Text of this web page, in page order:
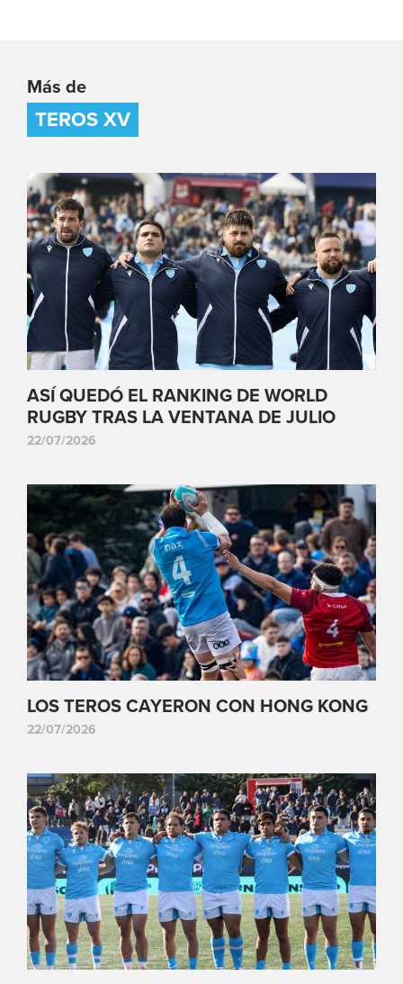
Más de
TEROS XV
ASÍ QUEDÓ EL RANKING DE WORLD
RUGBY TRAS LA VENTANA DE JULIO
22/07/2026
LOS TEROS CAYERON CON HONG KONG
22/07/2026